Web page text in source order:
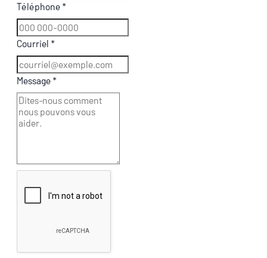
Téléphone *
Courriel *
Message *